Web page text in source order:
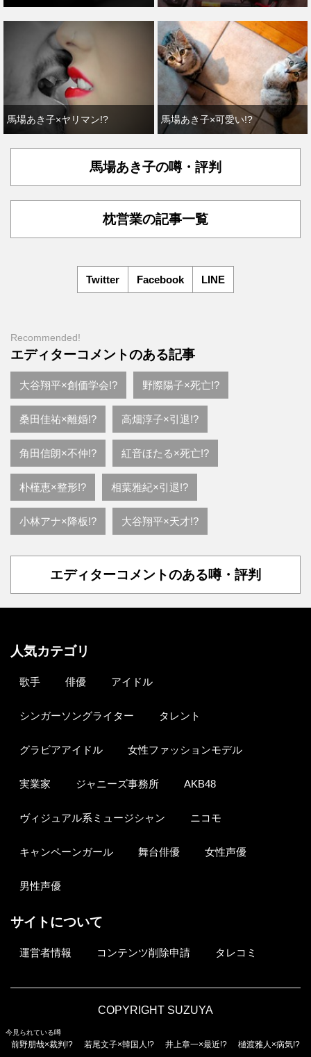
馬場あき子×ヤリマン!? 馬場あき子×可愛い!?
馬場あき子の噂・評判
枕営業の記事一覧
Twitter Facebook LINE
Recommended!
エディターコメントのある記事
大谷翔平×創価学会!? 野際陽子×死亡!?
桑田佳祐×離婚!? 高畑淳子×引退!?
角田信朗×不仲!? 紅音ほたる×死亡!?
朴槿恵×整形!? 相葉雅紀×引退!?
小林アナ×降板!? 大谷翔平×天才!?
エディターコメントのある噂・評判
人気カテゴリ
歌手 俳優 アイドル
シンガーソングライター タレント
グラビアアイドル 女性ファッションモデル
実業家 ジャニーズ事務所 AKB48
ヴィジュアル系ミュージシャン ニコモ
キャンペーンガール 舞台俳優 女性声優
男性声優
サイトについて
運営者情報 コンテンツ削除申請 タレコミ
COPYRIGHT SUZUYA
今見られている噂
前野朋哉×裁判!? 若尾文子×韓国人!? 井上章一×最近!? 樋渡雅人×病気!?